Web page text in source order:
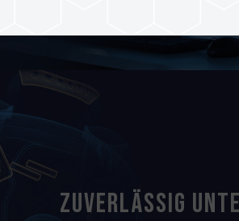
Zuverlässig